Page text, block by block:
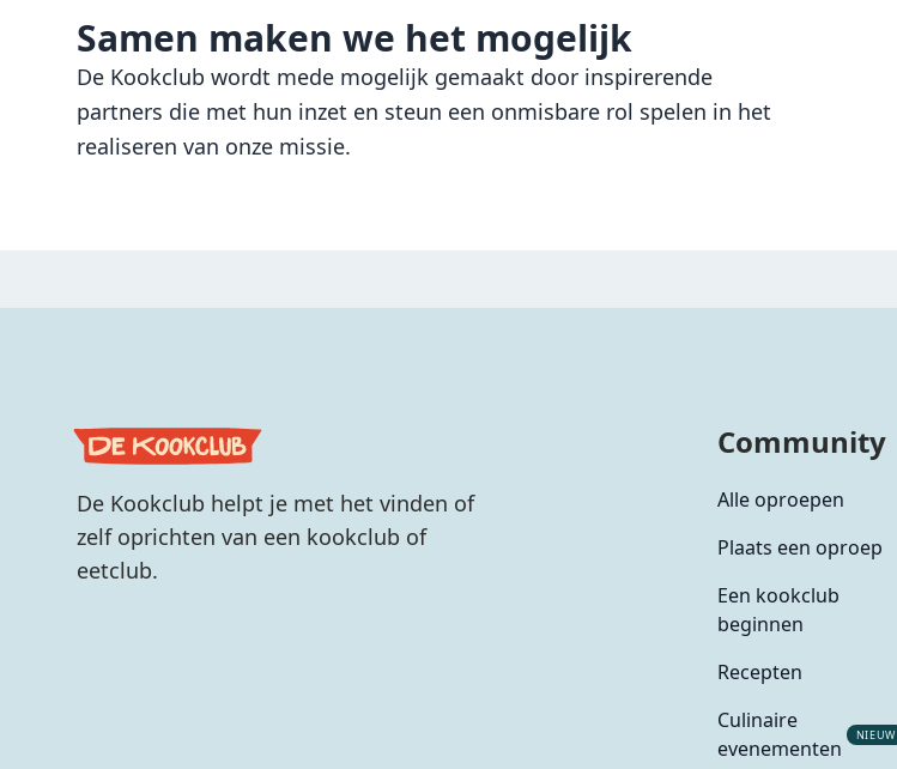
Samen maken we het mogelijk
De Kookclub wordt mede mogelijk gemaakt door inspirerende
partners die met hun inzet en steun een onmisbare rol spelen in het
realiseren van onze missie.
De Kookclub helpt je met het vinden of
zelf oprichten van een kookclub of
eetclub.
Community
Alle oproepen
Plaats een oproep
Een kookclub
beginnen
Recepten
Culinaire
evenementen
NIEUW